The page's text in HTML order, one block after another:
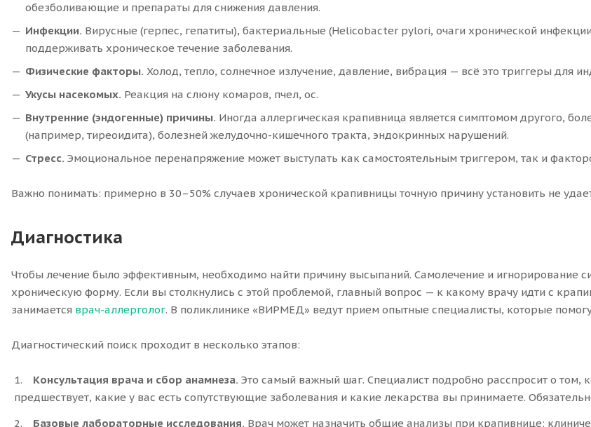
обезболивающие и препараты для снижения давления.
Инфекции. Вирусные (герпес, гепатиты), бактериальные (Helicobacter pylori, очаги хронической
поддерживать хроническое течение заболевания.
Физические факторы. Холод, тепло, солнечное излучение, давление, вибрация — всё это триггеры для
Укусы насекомых. Реакция на слюну комаров, пчел, ос.
Внутренние (эндогенные) причины. Иногда аллергическая крапивница является симптомом другого,
(например, тиреоидита), болезней желудочно-кишечного тракта, эндокринных нарушений.
Стресс. Эмоциональное перенапряжение может выступать как самостоятельным триггером, так и
Важно понимать: примерно в 30–50% случаев хронической крапивницы точную причину установить не
Диагностика
Чтобы лечение было эффективным, необходимо найти причину высыпаний. Самолечение и игнорирование
хроническую форму. Если вы столкнулись с этой проблемой, главный вопрос — к какому врачу идти с
занимается врач-аллерголог. В поликлинике «ВИРМЕД» ведут прием опытные специалисты, которые
Диагностический поиск проходит в несколько этапов:
Консультация врача и сбор анамнеза. Это самый важный шаг. Специалист подробно расспросит о том,
предшествует, какие у вас есть сопутствующие заболевания и какие лекарства вы принимаете.
Базовые лабораторные исследования. Врач может назначить общие анализы при крапивнице: